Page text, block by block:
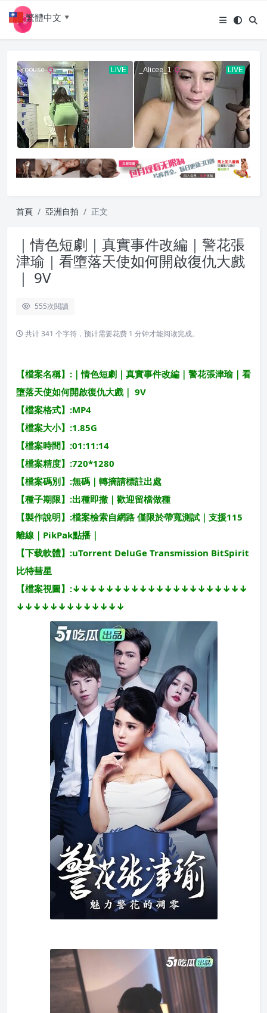
首頁 亞洲自拍 正文
｜情色短劇｜真實事件改編｜警花張
津瑜｜看墮落天使如何開啟復仇大戲
｜ 9V
555次閱讀
共计 341 个字符，预计需要花费 1 分钟才能阅读完成。
【檔案名稱】:｜情色短劇｜真實事件改編｜警花張津瑜｜看
墮落天使如何開啟復仇大戲｜ 9V
【檔案格式】:MP4
【檔案大小】:1.85G
【檔案時間】:01:11:14
【檔案精度】:720*1280
【檔案碼別】:無碼｜轉摘請標註出處
【種子期限】:出種即撤｜歡迎留檔做種
【製作說明】:檔案檢索自網路 僅限於帶寬測試｜支援115
離線｜PikPak點播｜
【下载軟體】:uTorrent DeluGe Transmission BitSpirit
比特彗星
【檔案視圖】:↓↓↓↓↓↓↓↓↓↓↓↓↓↓↓↓↓↓↓↓↓
↓↓↓↓↓↓↓↓↓↓↓↓↓
繁體中文 ▼